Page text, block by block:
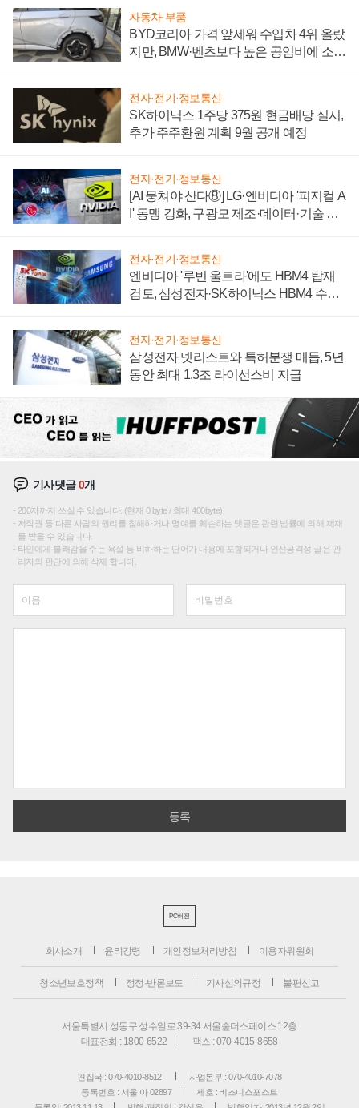
자동차·부품
BYD코리아 가격 앞세워 수입차 4위 올랐
지만, BMW·벤츠보다 높은 공임비에 소비
전자·전기·정보통신
SK하이닉스 1주당 375원 현금배당 실시,
추가 주주환원 계획 9월 공개 예정
전자·전기·정보통신
[AI 뭉쳐야 산다⑧] LG·엔비디아 '피지컬 A
I' 동맹 강화, 구광모 제조·데이터·기술 결
전자·전기·정보통신
엔비디아 '루빈 울트라'에도 HBM4 탑재
검토, 삼성전자·SK하이닉스 HBM4 수율
전자·전기·정보통신
삼성전자 넷리스트와 특허분쟁 매듭, 5년
동안 최대 1.3조 라이선스비 지급
기사댓글0개
200자까지 쓰실 수 있습니다. (현재 0 byte / 최대 400byte)
저작권 등 다른 사람의 권리를 침해하거나 명예를 훼손하는 댓글은 관련 법률에 의해 제재
를 받을 수 있습니다.
타인에게 불쾌감을 주는 욕설 등 비하하는 단어가 내용에 포함되거나 인신공격성 글은 관
리자의 판단에 의해 삭제 합니다.
PC버전
회사소개 윤리강령 개인정보처리방침 이용자위원회
청소년보호정책 정정·반론보도 기사심의규정 불편신고
서울특별시 성동구 성수일로 39-34 서울숲더스페이스 12층
대표전화 : 1800-6522
팩스 : 070-4015-8658
편집국 : 070-4010-8512
사업본부 : 070-4010-7078
등록번호 : 서울 아 02897
제호 : 비즈니스포스트